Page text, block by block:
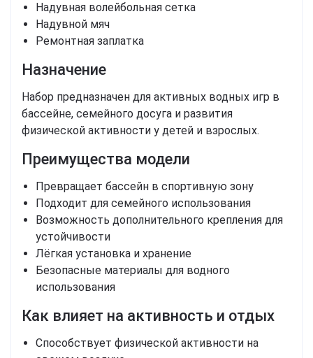
Надувная волейбольная сетка
Надувной мяч
Ремонтная заплатка
Назначение
Набор предназначен для активных водных игр в
бассейне, семейного досуга и развития
физической активности у детей и взрослых.
Преимущества модели
Превращает бассейн в спортивную зону
Подходит для семейного использования
Возможность дополнительного крепления для
устойчивости
Лёгкая установка и хранение
Безопасные материалы для водного
использования
Как влияет на активность и отдых
Способствует физической активности на